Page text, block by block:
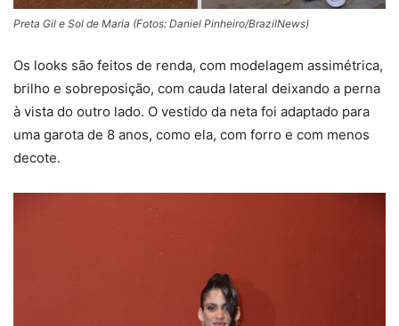
Preta Gil e Sol de Maria (Fotos: Daniel Pinheiro/BrazilNews)
Os looks são feitos de renda, com modelagem assimétrica,
brilho e sobreposição, com cauda lateral deixando a perna
à vista do outro lado. O vestido da neta foi adaptado para
uma garota de 8 anos, como ela, com forro e com menos
decote.